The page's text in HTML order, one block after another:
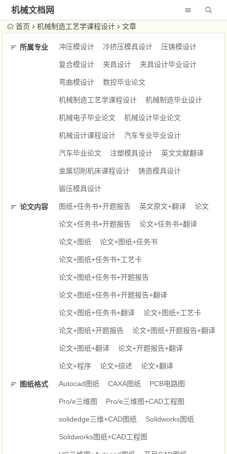
机械文档网
首页 机械制造工艺学课程设计 文章
所属专业 冲压模设计 冷挤压模具设计 压铸模设计
复合模设计 夹具设计 夹具设计毕业设计
弯曲模设计 数控毕业论文
机械制造工艺学课程设计 机械制造毕业设计
机械电子毕业论文 机械设计毕业论文
机械设计课程设计 汽车专业毕业设计
汽车毕业论文 注塑模具设计 英文文献翻译
金属切削机床课程设计 铸造模具设计
锻压模具设计
论文内容 图纸+任务书+开题报告 英文原文+翻译 论文
论文+任务书+开题报告 论文+任务书+翻译
论文+图纸 论文+图纸+任务书
论文+图纸+任务书+工艺卡
论文+图纸+任务书+开题报告
论文+图纸+任务书+开题报告+翻译
论文+图纸+任务书+翻译 论文+图纸+工艺卡
论文+图纸+开题报告 论文+图纸+开题报告+翻译
论文+图纸+翻译 论文+开题报告+翻译
论文+程序 论文+综述 论文+翻译
图纸格式 Autocad图纸 CAXA图纸 PCB电路图
Pro/e三维图 Pro/e三维图+CAD工程图
solidedge三维+CAD图纸 Solidworks图纸
Solidworks图纸+CAD工程图